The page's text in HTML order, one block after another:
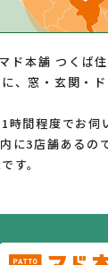
ド本舗 つくば
、窓・玄関・
時間程度でお伺
に3店舗あるの
す。